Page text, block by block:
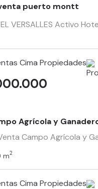
puerto montt
VERSALLES Activo
Cima Propiedades
Agrícola y
Campo Agrícola y
m2
Cima Propiedades